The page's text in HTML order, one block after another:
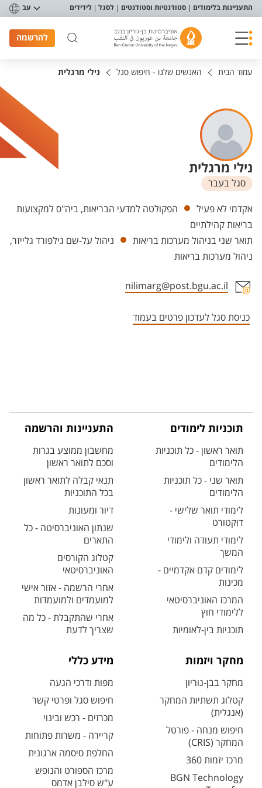
תפריט נגישות
התעניינות בלימודים סטודנטיות וסטודנטים לסגל לידידים עב
להרשמה
עמוד הבית האנשים שלנו - חיפוש סגל נילי מרגלית
נילי מרגלית
סגל בעבר
יחידות
אקדמי לא פעיל
הפקולטה למדעי הבריאות, ביה"ס למקצועות
בריאות קהילתיים
תואר שני בניהול מערכות בריאות
ניהול על-שם גילפורד גלייזר,
ניהול מערכות בריאות
nilimarg@post.bgu.ac.il
כניסת סגל לעדכון פרטים בעמוד
תוכניות לימודים
תואר ראשון - כל תוכניות
הלימודים
תואר שני - כל תוכניות
הלימודים
לימודי תואר שלישי -
דוקטורט
לימודי תעודה ולימודי
המשך
לימודים קדם אקדמיים -
מכינות
המרכז האוניברסיטאי
ללימודי חוץ
תוכניות בין-לאומיות
התעניינות והרשמה
מחשבון ממוצע בגרות
וסכם לתואר ראשון
תנאי קבלה לתואר ראשון
בכל התוכניות
דיור ומעונות
שנתון האוניברסיטה - כל
התארים
קטלוג הקורסים
האוניברסיטאי
אחרי הרשמה - אזור אישי
למועמדים ולמועמדות
אחרי שהתקבלת - כל מה
שצריך לדעת
מחקר ויזמות
מחקר בבן-גוריון
קטלוג תשתיות המחקר
(אנגלית)
חיפוש מנחה - פורטל
המחקר (CRIS)
מרכז יזמות 360
BGN Technology
מידע כללי
מפות ודרכי הגעה
חיפוש סגל ופרטי קשר
מכרזים - רכש ובינוי
קריירה - משרות פתוחות
החלפת סיסמה ארגונית
מרכז הספורט והנופש
ע"ש סילבן אדמס